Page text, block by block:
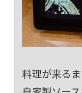
料理が来るま